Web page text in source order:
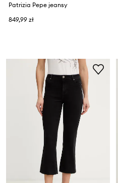
Patrizia Pepe jeansy
849,99 zł